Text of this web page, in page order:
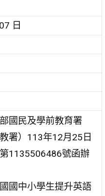
日
國民及學前教育署
署）113年12月25日
1135506486號函辦
國中小學生提升英語